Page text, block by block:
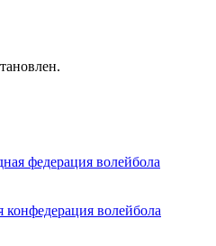
федерация волейбола
конфедерация волейбола